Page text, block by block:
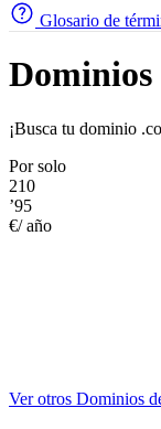
Glosario de
Dominios
¡Busca tu dominio
Por solo
210
’95
€/ año
Ver otros Dominios